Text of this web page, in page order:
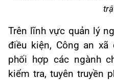
Trên lĩnh vực quản lý
điều kiện, Công an xã
phối hợp các ngành
kiểm tra, tuyên truyền